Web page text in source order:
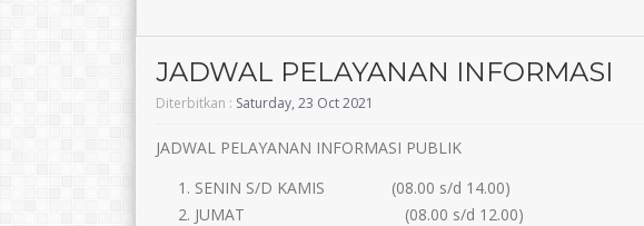
JADWAL PELAYANAN INFORMASI
Diterbitkan : Saturday, 23 Oct 2021
JADWAL PELAYANAN INFORMASI PUBLIK
SENIN S/D KAMIS (08.00 s/d 14.00)
JUMAT (08.00 s/d 12.00)